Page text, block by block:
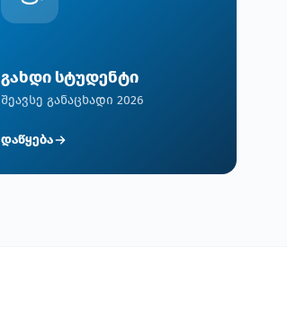
გახდი სტუდენტი
შეავსე განაცხადი 2026
დაწყება